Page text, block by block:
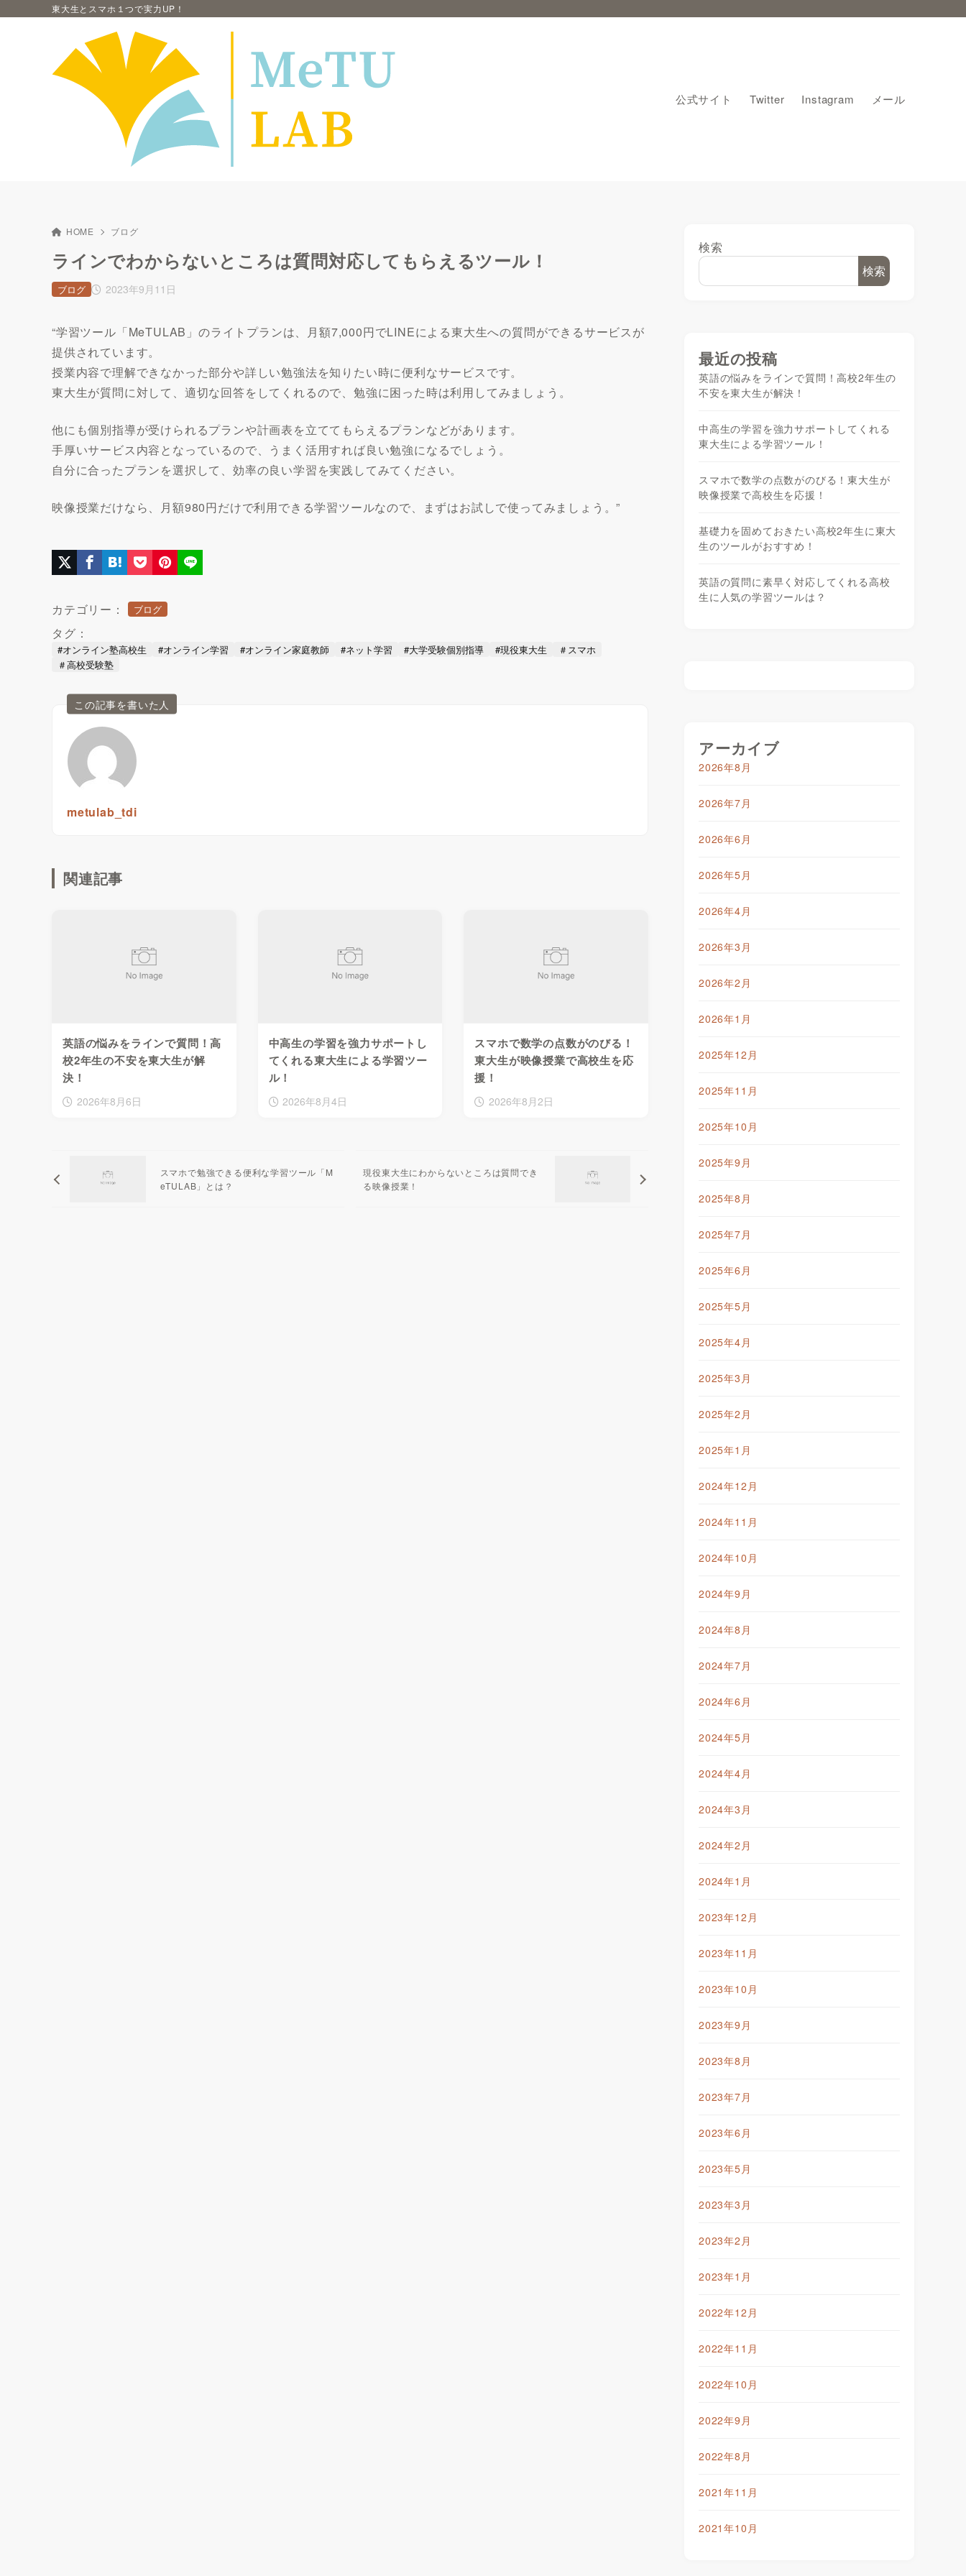
東大生とスマホ１つで実力UP！
公式サイト Twitter Instagram メール
HOME ブログ
ラインでわからないところは質問対応してもらえるツール！
2023年9月11日
ブログ
“学習ツール「MeTULAB」のライトプランは、月額7,000円でLINEによる東大生への質問ができるサービスが
提供されています。
授業内容で理解できなかった部分や詳しい勉強法を知りたい時に便利なサービスです。
東大生が質問に対して、適切な回答をしてくれるので、勉強に困った時は利用してみましょう。
他にも個別指導が受けられるプランや計画表を立ててもらえるプランなどがあります。
手厚いサービス内容となっているので、うまく活用すれば良い勉強になるでしょう。
自分に合ったプランを選択して、効率の良い学習を実践してみてください。
映像授業だけなら、月額980円だけで利用できる学習ツールなので、まずはお試しで使ってみましょう。”
カテゴリー： ブログ
タグ：
#オンライン塾高校生 #オンライン学習 #オンライン家庭教師 #ネット学習 #大学受験個別指導 #現役東大生
＃スマホ
＃高校受験塾
この記事を書いた人
metulab_tdi
関連記事
英語の悩みをラインで質問！高
校2年生の不安を東大生が解
決！
2026年8月6日
中高生の学習を強力サポートし
てくれる東大生による学習ツー
ル！
2026年8月4日
スマホで数学の点数がのびる！
東大生が映像授業で高校生を応
援！
2026年8月2日
スマホで勉強できる便利な学習ツール「M
eTULAB」とは？
現役東大生にわからないところは質問でき
る映像授業！
検索
検索
最近の投稿
英語の悩みをラインで質問！高校2年生の
不安を東大生が解決！
中高生の学習を強力サポートしてくれる
東大生による学習ツール！
スマホで数学の点数がのびる！東大生が
映像授業で高校生を応援！
基礎力を固めておきたい高校2年生に東大
生のツールがおすすめ！
英語の質問に素早く対応してくれる高校
生に人気の学習ツールは？
アーカイブ
2026年8月
2026年7月
2026年6月
2026年5月
2026年4月
2026年3月
2026年2月
2026年1月
2025年12月
2025年11月
2025年10月
2025年9月
2025年8月
2025年7月
2025年6月
2025年5月
2025年4月
2025年3月
2025年2月
2025年1月
2024年12月
2024年11月
2024年10月
2024年9月
2024年8月
2024年7月
2024年6月
2024年5月
2024年4月
2024年3月
2024年2月
2024年1月
2023年12月
2023年11月
2023年10月
2023年9月
2023年8月
2023年7月
2023年6月
2023年5月
2023年3月
2023年2月
2023年1月
2022年12月
2022年11月
2022年10月
2022年9月
2022年8月
2021年11月
2021年10月